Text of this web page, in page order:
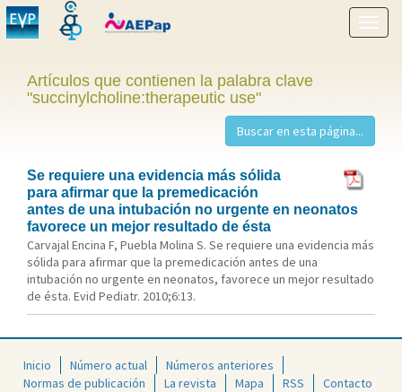
menú
Artículos que contienen la palabra clave
"succinylcholine:therapeutic use"
Se requiere una evidencia más sólida
para afirmar que la premedicación
antes de una intubación no urgente en neonatos
favorece un mejor resultado de ésta
Carvajal Encina F, Puebla Molina S. Se requiere una evidencia más
sólida para afirmar que la premedicación antes de una
intubación no urgente en neonatos, favorece un mejor resultado
de ésta. Evid Pediatr. 2010;6:13.
Inicio Número actual
Números anteriores
Normas de publicación
La revista Mapa RSS Contacto